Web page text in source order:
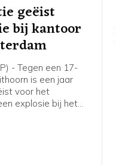
geëist
bij kantoor
- Tegen een 17-
is een jaar
voor het
explosie bij het